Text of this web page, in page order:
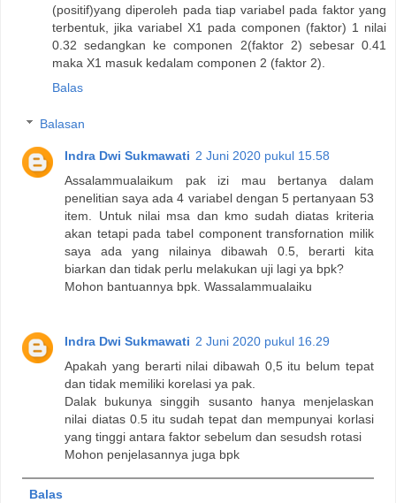
(positif)yang diperoleh pada tiap variabel pada faktor yang
terbentuk, jika variabel X1 pada componen (faktor) 1 nilai
0.32 sedangkan ke componen 2(faktor 2) sebesar 0.41
maka X1 masuk kedalam componen 2 (faktor 2).
Balas
Balasan
Indra Dwi Sukmawati 2 Juni 2020 pukul 15.58
Assalammualaikum pak izi mau bertanya dalam
penelitian saya ada 4 variabel dengan 5 pertanyaan 53
item. Untuk nilai msa dan kmo sudah diatas kriteria
akan tetapi pada tabel component transfornation milik
saya ada yang nilainya dibawah 0.5, berarti kita
biarkan dan tidak perlu melakukan uji lagi ya bpk?
Mohon bantuannya bpk. Wassalammualaiku
Indra Dwi Sukmawati 2 Juni 2020 pukul 16.29
Apakah yang berarti nilai dibawah 0,5 itu belum tepat
dan tidak memiliki korelasi ya pak.
Dalak bukunya singgih susanto hanya menjelaskan
nilai diatas 0.5 itu sudah tepat dan mempunyai korlasi
yang tinggi antara faktor sebelum dan sesudsh rotasi
Mohon penjelasannya juga bpk
Balas